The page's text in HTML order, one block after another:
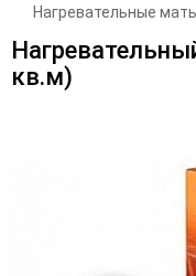
Нагревательные
кв.м)